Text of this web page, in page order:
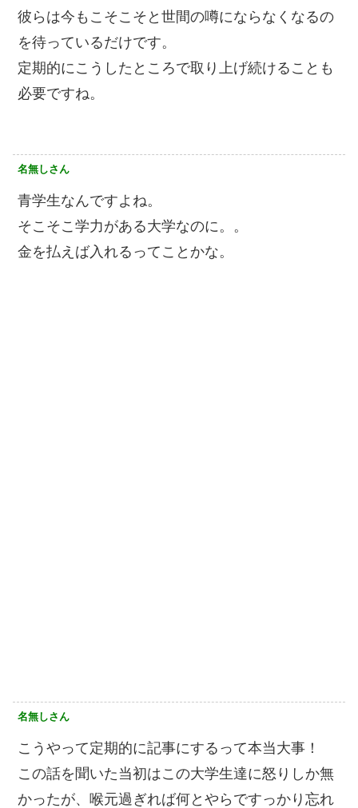
彼らは今もこそこそと世間の噂にならなくなるの
を待っているだけです。
定期的にこうしたところで取り上げ続けることも
必要ですね。
名無しさん
青学生なんですよね。
そこそこ学力がある大学なのに。。
金を払えば入れるってことかな。
名無しさん
こうやって定期的に記事にするって本当大事！
この話を聞いた当初はこの大学生達に怒りしか無
かったが、喉元過ぎれば何とやらですっかり忘れ